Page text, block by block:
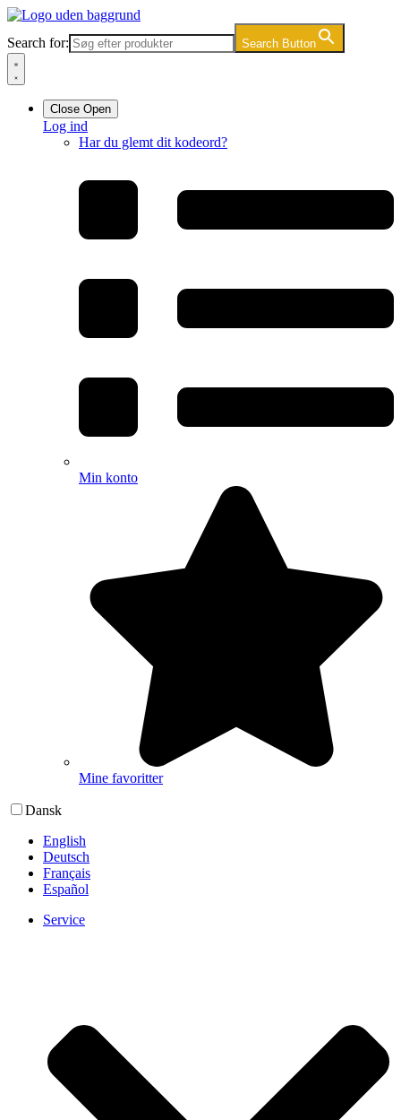
Videre
indhold
Search for: Search Button
Close Open
Log ind
Har du glemt dit kodeord?
Min konto
Mine favoritter
Dansk
English
Deutsch
Français
Español
Service